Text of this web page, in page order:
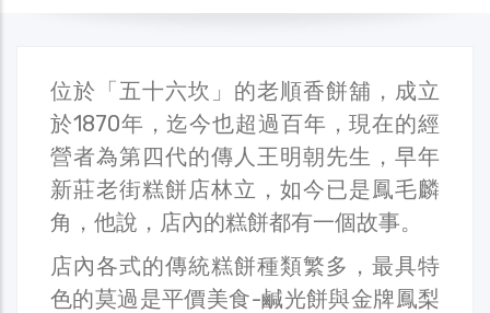
位於「五十六坎」的老順香餅舖，成立
於1870年，迄今也超過百年，現在的經
營者為第四代的傳人王明朝先生，早年
新莊老街糕餅店林立，如今已是鳳毛麟
角，他說，店內的糕餅都有一個故事。
店內各式的傳統糕餅種類繁多，最具特
色的莫過是平價美食-鹹光餅與金牌鳳梨